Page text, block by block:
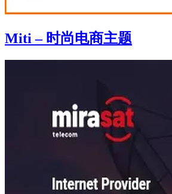
Miti – 时尚电商主题